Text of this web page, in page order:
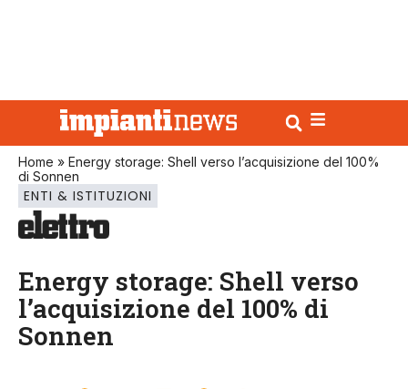
Home » Energy storage: Shell verso l’acquisizione del 100%
di Sonnen
ENTI & ISTITUZIONI
Energy storage: Shell verso
l’acquisizione del 100% di
Sonnen